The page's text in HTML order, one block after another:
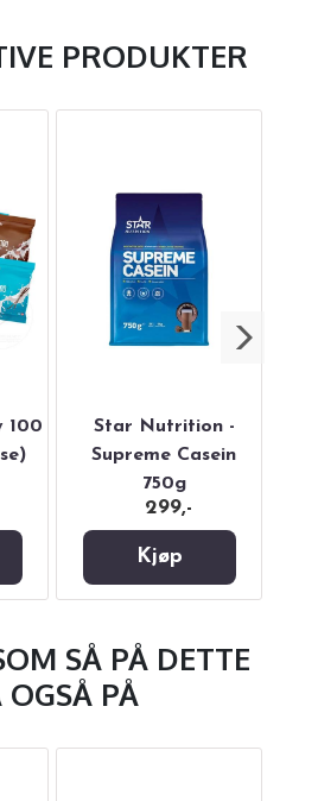
PRODUKTER
100
Star Nutrition -
Supreme Casein
750g
299,-
Kjøp
SÅ PÅ DETTE
OGSÅ PÅ